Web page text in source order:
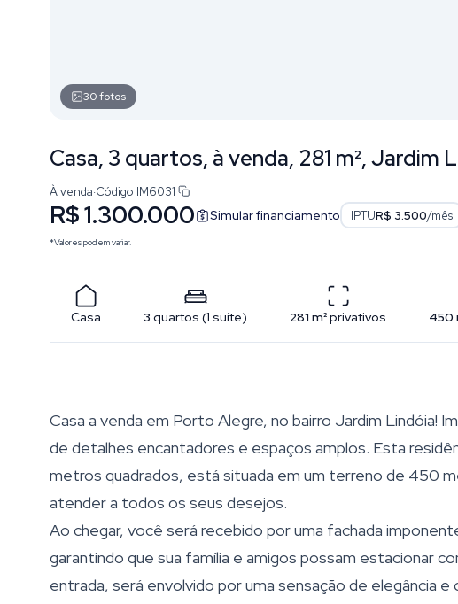
30fotos
Casa, 3 quartos, à venda, 281 m², Jardim
À venda·Código IM6031
R$ 1.300.000 Simular financiamento IPTUR$ 3.500/mês
*Valores podem variar.
Casa 3 quartos (1 suíte) 281 m²privativos 450
Casa a venda em Porto Alegre, no bairro Jardim Lindóia!
de detalhes encantadores e espaços amplos. Esta
metros quadrados, está situada em um terreno de 450
atender a todos os seus desejos.
Ao chegar, você será recebido por uma fachada
garantindo que sua família e amigos possam estacionar
entrada, será envolvido por uma sensação de elegância